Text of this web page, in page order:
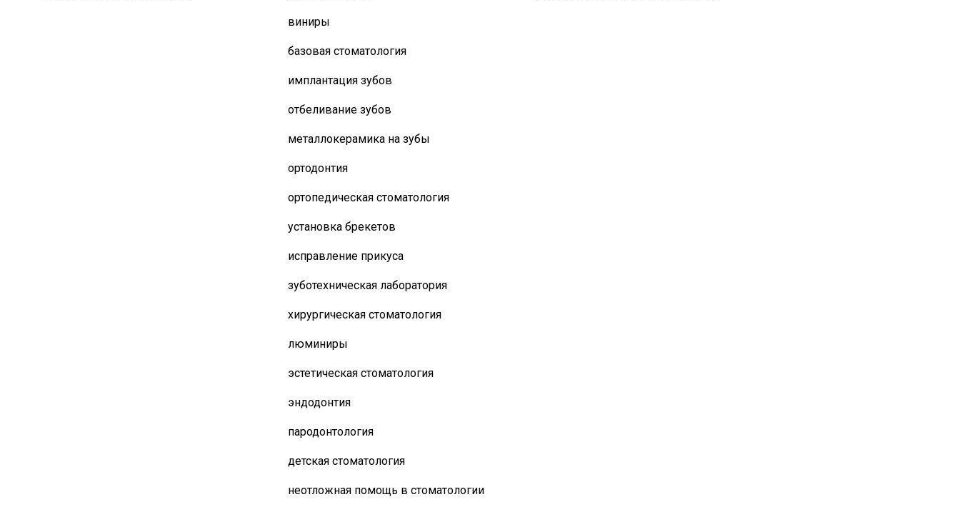
виниры
базовая стоматология
имплантация зубов
отбеливание зубов
металлокерамика на зубы
ортодонтия
ортопедическая стоматология
установка брекетов
исправление прикуса
зуботехническая лаборатория
хирургическая стоматология
люминиры
эстетическая стоматология
эндодонтия
пародонтология
детская стоматология
неотложная помощь в стоматологии